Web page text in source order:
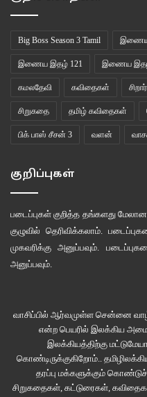
Big Boss Season 3 Tamil இணைய
இணைய இதழ் 121 இணைய
கமலதேவி கவிதைகள்
சிறுகதை தமிழ் கவிதைகள்
பிக் பாஸ் சீசன் 3 வளன்
குறிப்புகள்
படைப்புகள் குறித்த தங்களது
குழுவில் தெரிவிக்கலாம்.
முகவரிக்கு அனுப்பவும்.
அனுப்பவும்.
வாசிப்பில் ஆர்வமுள்ள சென்னை
என்ற பெயரில் இலக்கிய
இலக்கியத்திற்கு
கொண்டிருக்குகிறோம்..
தரப்பு மக்களுக்கும்
சிறுகதைகள், கட்டுரைகள்,